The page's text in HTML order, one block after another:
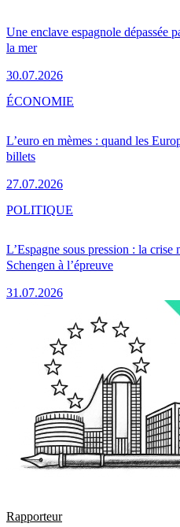
Une enclave espagnole dépassée
la mer
30.07.2026
L’euro en mèmes : quand les
billets
27.07.2026
ÉCONOMIE
L’Espagne sous pression : la crise
Schengen à l’épreuve
31.07.2026
POLITIQUE
Rapporteur